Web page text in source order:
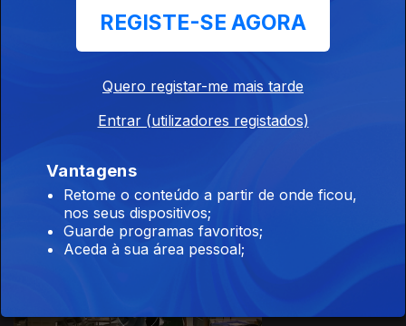
REGISTE-SE AGORA
Quero registar-me mais tarde
Entrar (utilizadores registados)
Vantagens
Retome o conteúdo a partir de onde ficou,
nos seus dispositivos;
Guarde programas favoritos;
Aceda à sua área pessoal;